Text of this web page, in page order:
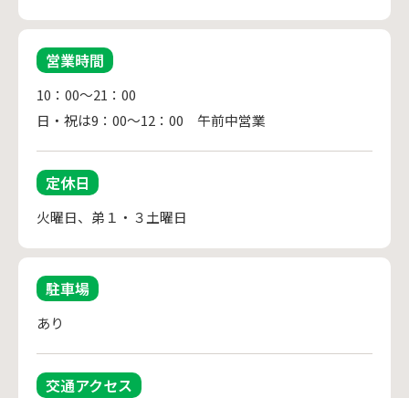
営業時間
10：00～21：00
日・祝は9：00～12：00　午前中営業
定休日
火曜日、弟１・３土曜日
駐車場
あり
交通アクセス